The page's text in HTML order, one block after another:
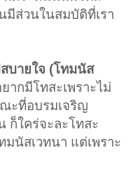
ส่วนในสมบัติที่เรา
บายใจ (โทมนัส
ากมีโทสะเพราะไม่
ะที่อบรมเจริญ
ใคร่จะละโทสะ
นัสเวทนา แต่เพราะ